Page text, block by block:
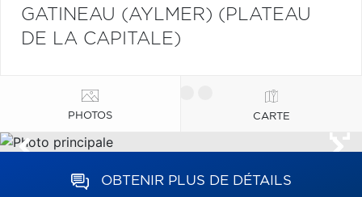
GATINEAU (AYLMER) (PLATEAU
DE LA CAPITALE)
PHOTOS CARTE
OBTENIR PLUS DE DÉTAILS